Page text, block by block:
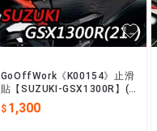
GoOffWork《K00154》止滑
貼【SUZUKI-GSX1300R】(2
1-)1,300